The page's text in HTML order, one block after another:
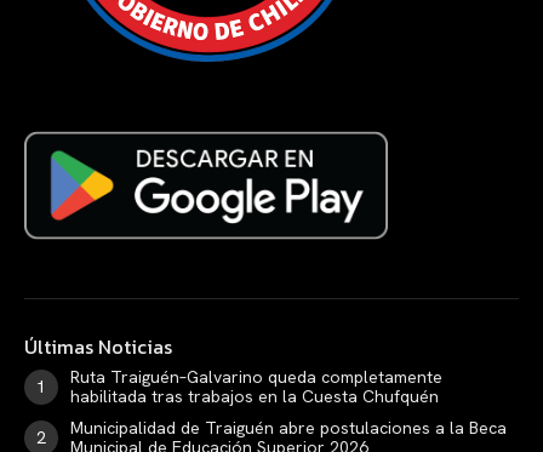
Últimas Noticias
Ruta Traiguén–Galvarino queda completamente
habilitada tras trabajos en la Cuesta Chufquén
Municipalidad de Traiguén abre postulaciones a la Beca
Municipal de Educación Superior 2026